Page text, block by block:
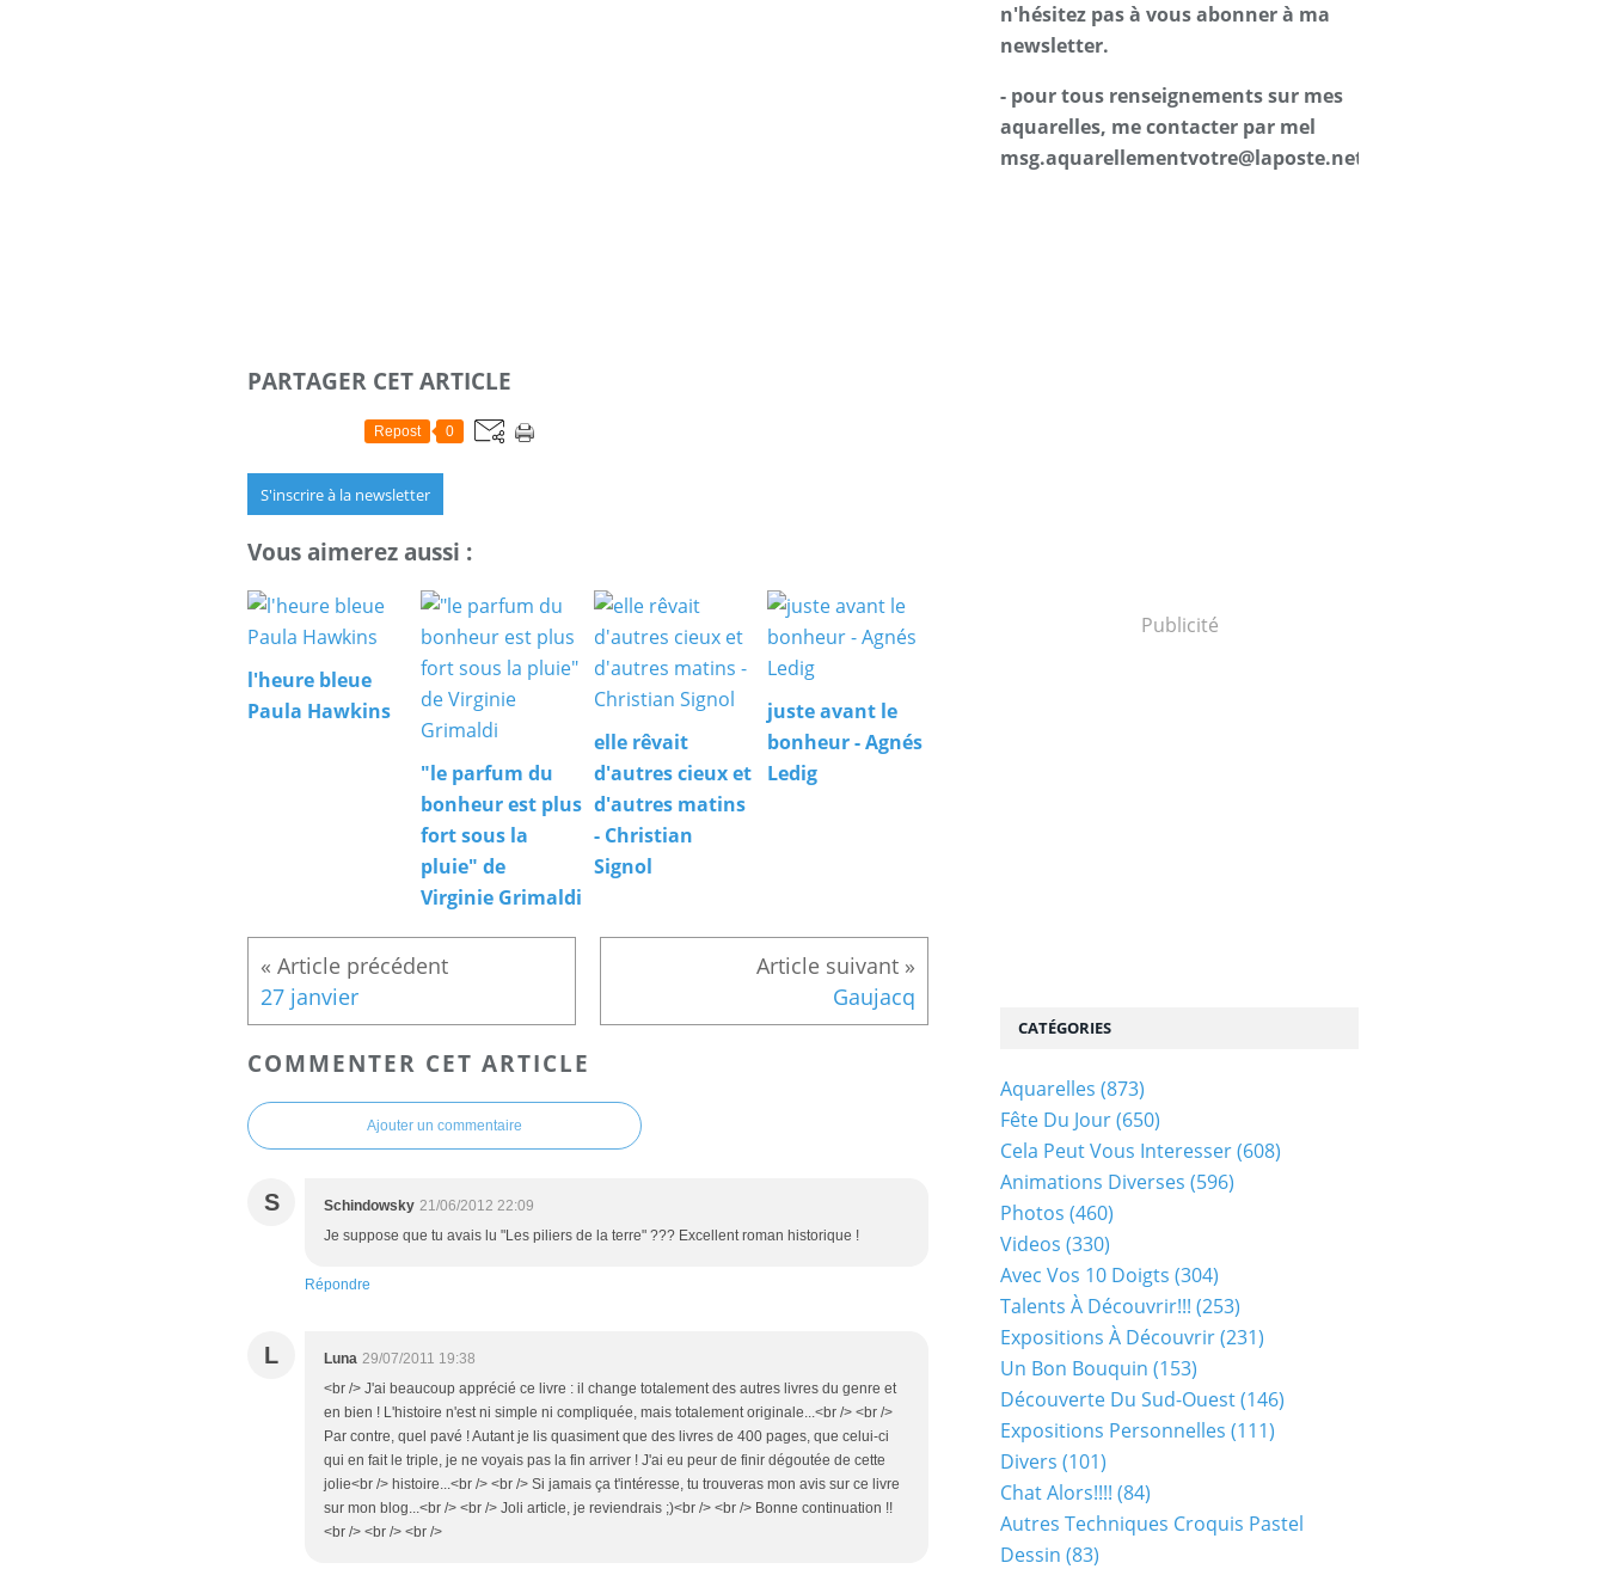
PARTAGER CET ARTICLE
Repost 0
S'inscrire à la newsletter
Vous aimerez aussi :
l'heure bleue
Paula Hawkins
"le parfum du
bonheur est plus
fort sous la
pluie" de
Virginie Grimaldi
elle rêvait
d'autres cieux et
d'autres matins
- Christian
Signol
juste avant le
bonheur - Agnés
Ledig
27 janvier Gaujacq
COMMENTER CET ARTICLE
Ajouter un commentaire
S Schindowsky 21/06/2012 22:09
Je suppose que tu avais lu "Les piliers de la terre" ??? Excellent roman historique !
Répondre
L Luna 29/07/2011 19:38
<br /> J'ai beaucoup apprécié ce livre : il change totalement des autres livres du genre et
en bien ! L'histoire n'est ni simple ni compliquée, mais totalement originale...<br /> <br />
Par contre, quel pavé ! Autant je lis quasiment que des livres de 400 pages, que celui-ci
qui en fait le triple, je ne voyais pas la fin arriver ! J'ai eu peur de finir dégoutée de cette
jolie<br /> histoire...<br /> <br /> Si jamais ça t'intéresse, tu trouveras mon avis sur ce livre
sur mon blog...<br /> <br /> Joli article, je reviendrais ;)<br /> <br /> Bonne continuation !!
<br /> <br /> <br />
Publicité
CATÉGORIES
Aquarelles (873)
Fête Du Jour(650)
Cela Peut Vous Interesser(608)
Animations Diverses (596)
Photos (460)
Videos (330)
Avec Vos 10 Doigts (304)
Talents À Découvrir!!! (253)
Expositions À Découvrir(231)
Un Bon Bouquin (153)
Découverte Du Sud-Ouest(146)
Expositions Personnelles (111)
Divers (101)
Chat Alors!!!! (84)
Autres Techniques Croquis Pastel
Dessin (83)
n'hésitez pas à vous abonner à ma
newsletter.
- pour tous renseignements sur mes
aquarelles, me contacter par mel
msg.aquarellementvotre@laposte.net